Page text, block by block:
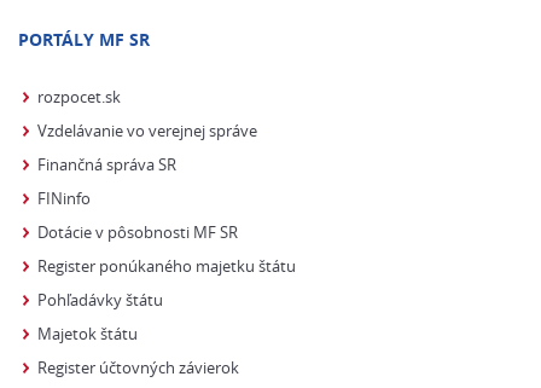
PORTÁLY MF SR
rozpocet.sk
Vzdelávanie vo verejnej správe
Finančná správa SR
FINinfo
Dotácie v pôsobnosti MF SR
Register ponúkaného majetku štátu
Pohľadávky štátu
Majetok štátu
Register účtovných závierok